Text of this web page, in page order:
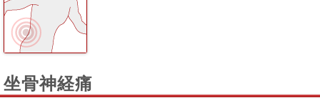
坐骨神経痛